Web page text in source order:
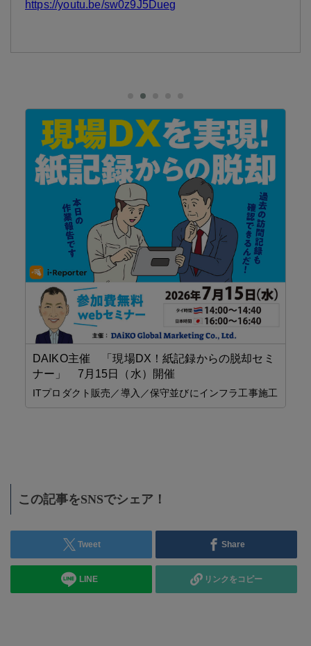
https://youtu.be/sw0z9J5Dueg
DAIKO主催 「現場DX！紙記録からの脱却セミ
ナー」 7月15日（水）開催
ITプロダクト販売／導入／保守並びにインフラ工事施工
この記事をSNSでシェア！
Tweet Share
LINE リンクをコピー